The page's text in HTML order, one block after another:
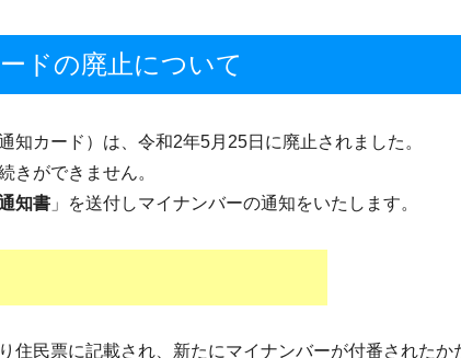
ドの廃止について
知カード）は、令和2年5月25日に廃止されました。
きができません。
知書 」を送付しマイナンバーの通知をいたします。
住民票に記載され、新たにマイナンバーが付番された